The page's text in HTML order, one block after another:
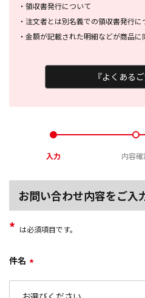
・ 領収書発行について
・ 注文者とは別名義での領収書発行に
・ 金額が記載された明細などが商品に
『よくある
入力 内容確
お問い合わせ内容をご入
* は必須項目です。
件名 *